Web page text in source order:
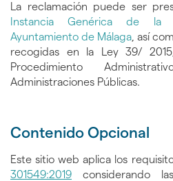
La reclamación puede ser
Instancia Genérica de la
Ayuntamiento de Málaga, así
recogidas en la Ley 39/
Procedimiento
Administraciones Públicas.
Contenido Opcional
Este sitio web aplica los
301549:2019 considerando